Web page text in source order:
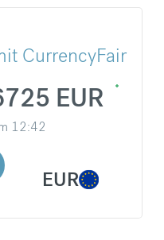
CurrencyFair
EUR
12:42
EUR